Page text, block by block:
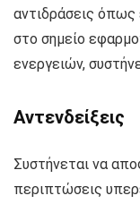
αντιδράσεις όπως
στο σημείο
ενεργειών,
Αντενδείξεις
Συστήνεται να
περιπτώσεις